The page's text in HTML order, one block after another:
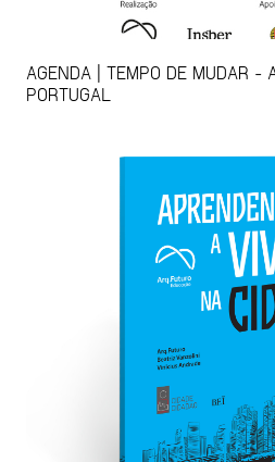
AGENDA | TEMPO DE MUDAR -
PORTUGAL